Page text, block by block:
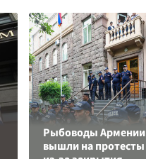
Рыбоводы Армении
вышли на протесты